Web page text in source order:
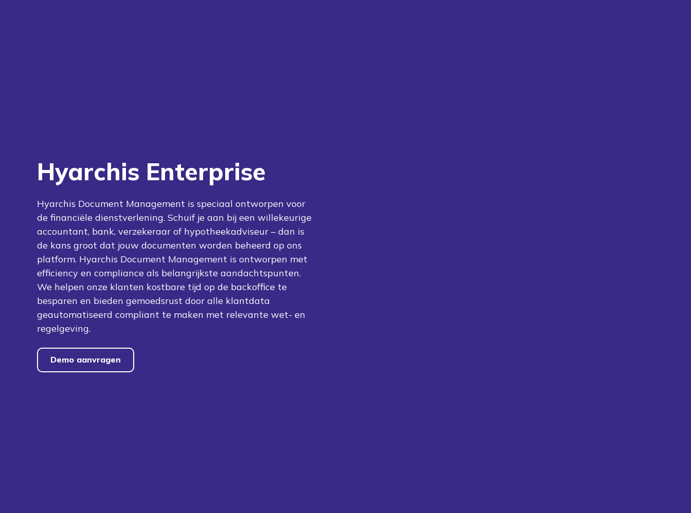
Hyarchis Enterprise
Hyarchis Document Management is speciaal ontworpen voor
de financiële dienstverlening. Schuif je aan bij een willekeurige
accountant, bank, verzekeraar of hypotheekadviseur – dan is
de kans groot dat jouw documenten worden beheerd op ons
platform. Hyarchis Document Management is ontworpen met
efficiency en compliance als belangrijkste aandachtspunten.
We helpen onze klanten kostbare tijd op de backoffice te
besparen en bieden gemoedsrust door alle klantdata
geautomatiseerd compliant te maken met relevante wet- en
regelgeving.
Demo aanvragen